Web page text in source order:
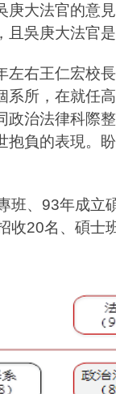
大法官的意
吳庚大法官
右王仁宏校
系所，在就任
政治法律科際
負的表現。
班、93年成
收20名、碩